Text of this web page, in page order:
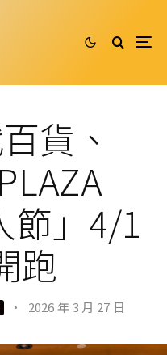
貨、
節」4/1
跑
· 2026 年 3 月 27 日